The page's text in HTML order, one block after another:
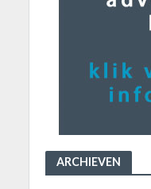
ARCHIEVEN